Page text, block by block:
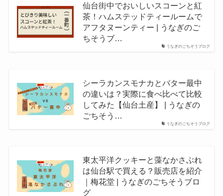
うなぎのごちそうブログ
仙台街中でおいしいスコーンと紅
茶！ハムステッドティールームで
アフタヌーンティー | うなぎのご
ちそうブ…
うなぎのごちそうブログ
シーラカンスモナカとバター最中
の違いは？実際に食べ比べて比較
してみた【仙台土産】 | うなぎの
ごちそう…
東太平洋クッキーと藻なかさぶれ
は仙台駅で買える？販売店を紹介
｜梅花堂 | うなぎのごちそうブロ
グ